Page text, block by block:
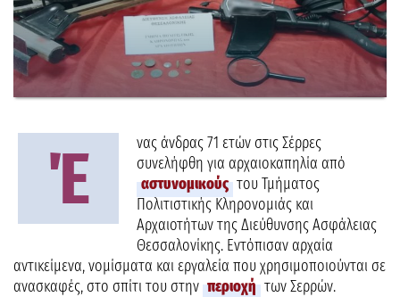
Έ
νας άνδρας 71 ετών στις Σέρρες
συνελήφθη για αρχαιοκαπηλία από
αστυνομικούς του Τμήματος
Πολιτιστικής Κληρονομιάς και
Αρχαιοτήτων της Διεύθυνσης Ασφάλειας
Θεσσαλονίκης. Εντόπισαν αρχαία
αντικείμενα, νομίσματα και εργαλεία που χρησιμοποιούνται σε
ανασκαφές, στο σπίτι του στην περιοχή των Σερρών.